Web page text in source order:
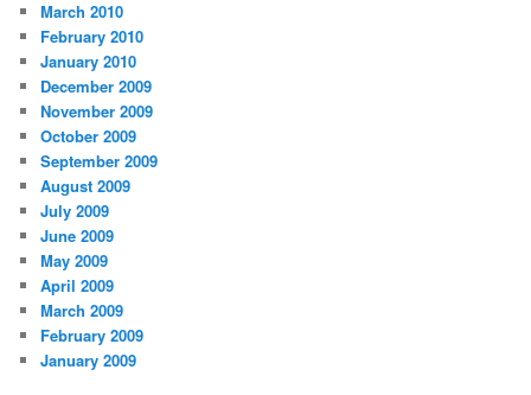
March 2010
February 2010
January 2010
December 2009
November 2009
October 2009
September 2009
August 2009
July 2009
June 2009
May 2009
April 2009
March 2009
February 2009
January 2009